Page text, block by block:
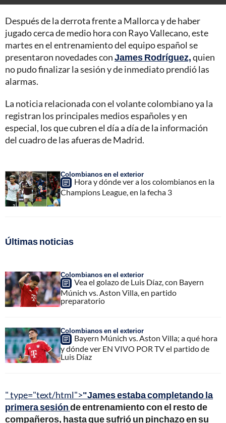
Después de la derrota frente a Mallorca y de haber
jugado cerca de medio hora con Rayo Vallecano, este
martes en el entrenamiento del equipo español se
presentaron novedades conJames Rodríguez,quien
no pudo finalizar la sesión y de inmediato prendió las
alarmas.
La noticia relacionada con el volante colombiano ya la
registran los principales medios españoles y en
especial, los que cubren el día a día de la información
del cuadro de las afueras de Madrid.
Colombianos en el exterior
Hora y dónde ver a los colombianos en la
Champions League, en la fecha 3
Últimas noticias
Colombianos en el exterior
Vea el golazo de Luis Díaz, con Bayern
Múnich vs. Aston Villa, en partido
preparatorio
Colombianos en el exterior
Bayern Múnich vs. Aston Villa; a qué hora
y dónde ver EN VIVO POR TV el partido de
Luis Díaz
" type="text/html">"James estaba completando la
primera sesiónde entrenamiento con el resto de
compañeros, hasta que sufrió un pinchazo en su